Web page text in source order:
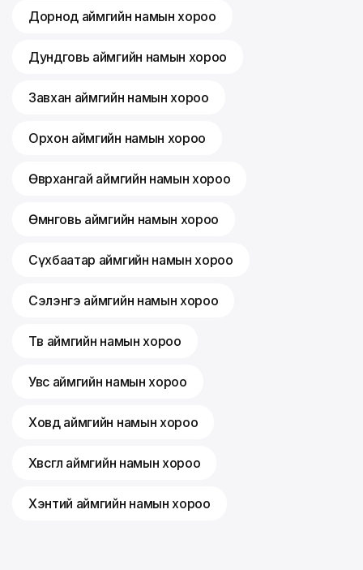
Дорнод аймгийн намын хороо
Дундговь аймгийн намын хороо
Завхан аймгийн намын хороо
Орхон аймгийн намын хороо
Өвөрхангай аймгийн намын хороо
Өмнөговь аймгийн намын хороо
Сүхбаатар аймгийн намын хороо
Сэлэнгэ аймгийн намын хороо
Төв аймгийн намын хороо
Увс аймгийн намын хороо
Ховд аймгийн намын хороо
Хөвсгөл аймгийн намын хороо
Хэнтий аймгийн намын хороо